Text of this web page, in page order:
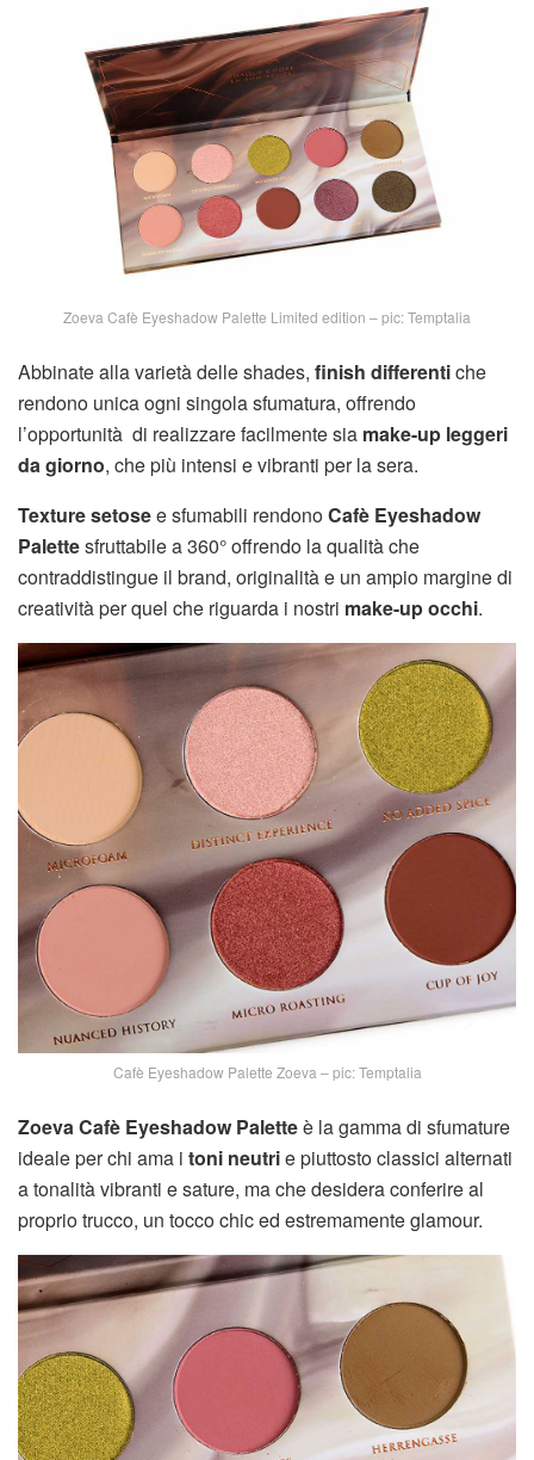
Zoeva Cafè Eyeshadow Palette Limited edition – pic: Temptalia
Abbinate alla varietà delle shades, finish differentiche
rendono unica ogni singola sfumatura, offrendo
l’opportunità di realizzare facilmente sia make-up leggeri
da giorno, che più intensi e vibranti per la sera.
Texture setosee sfumabili rendonoCafè Eyeshadow
Palettesfruttabile a 360° offrendo la qualità che
contraddistingue il brand, originalità e un ampio margine di
creatività per quel che riguarda i nostri make-up occhi.
Cafè Eyeshadow Palette Zoeva – pic: Temptalia
Zoeva Cafè Eyeshadow Paletteè la gamma di sfumature
ideale per chi ama i toni neutrie piuttosto classici alternati
a tonalità vibranti e sature, ma che desidera conferire al
proprio trucco, un tocco chic ed estremamente glamour.